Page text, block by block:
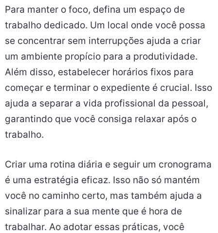
Para manter o foco, defina um espaço de
trabalho dedicado. Um local onde você possa
se concentrar sem interrupções ajuda a criar
um ambiente propício para a produtividade.
Além disso, estabelecer horários fixos para
começar e terminar o expediente é crucial. Isso
ajuda a separar a vida profissional da pessoal,
garantindo que você consiga relaxar após o
trabalho.
Criar uma rotina diária e seguir um cronograma
é uma estratégia eficaz. Isso não só mantém
você no caminho certo, mas também ajuda a
sinalizar para a sua mente que é hora de
trabalhar. Ao adotar essas práticas, você